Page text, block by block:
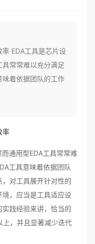
EDA工具是芯片设
常常难以充分满足
味着依据团队的工作
率
通用型EDA工具常常难
工具意味着依据团队
对工具展开针对性的
，应当是工具适应设
践经验来讲，恰当的
上，并且显著减少迭代